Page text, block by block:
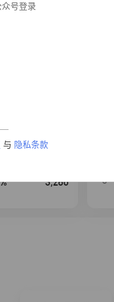
号登录
与 隐私条款3,530
3,260 5